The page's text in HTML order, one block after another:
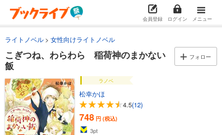
会員登録 ログイン メニュー
ライトノベル 女性向けライトノベル
こぎつね、わらわら 稲荷神のまかない
飯
フォロー
ラノベ
松幸かほ
4.5(12)
748 円 (税込)
3pt